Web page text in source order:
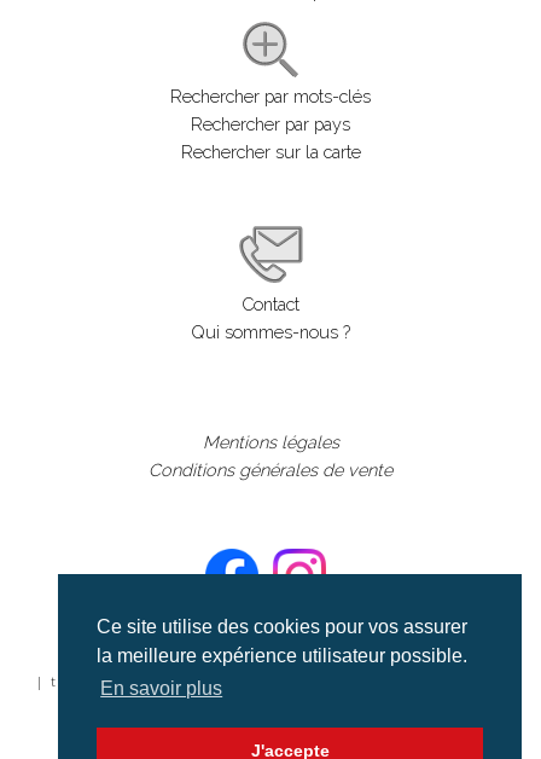
Ce site utilise des cookies pour vos assurer
la meilleure expérience utilisateur possible.
En savoir plus
J'accepte
Rechercher par mots-clés
Rechercher par pays
Rechercher sur la carte
Contact
Qui sommes-nous ?
Mentions légales
Conditions générales de vente
©aerialcollection marque déposée 2024
| tous droits réservés | aerialcollection.fr banque d'images
aériennes et documentaires video et cinéma |